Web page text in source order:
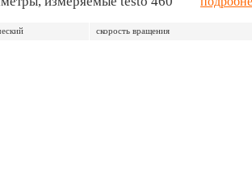
скорость вращения